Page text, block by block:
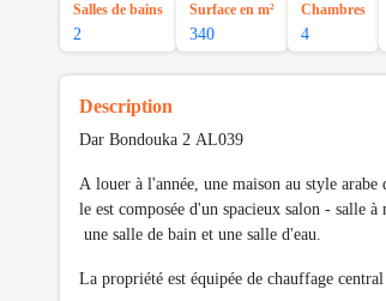
Salles de bains
2
Surface en m²
340
Chambres
4
Description
Dar Bondouka 2 AL039
A louer à l'année, une maison au style
le est composée d'un spacieux salon - salle
une salle de bain et une salle d'eau.
La propriété est équipée de chauffage